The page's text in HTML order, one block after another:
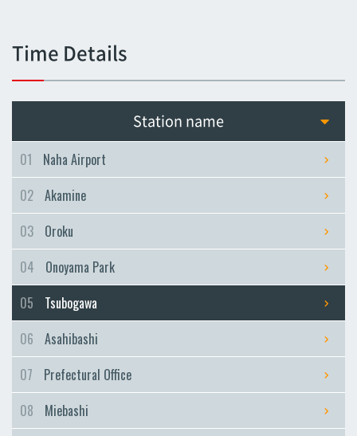
Asato
Naha City Hospital
Asahibashi
Prefectural Office
Miebashi
Omoromachi
Time Details
Station name
01
Naha Airport
02 Akamine
03
Oroku
04
Onoyama Park
05
Tsubogawa
06
Asahibashi
07
Prefectural Office
08
Miebashi